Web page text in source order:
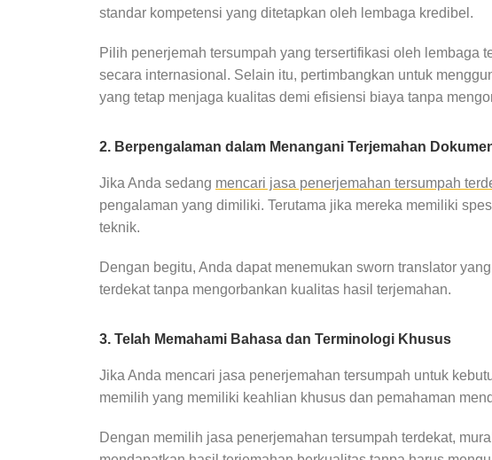
standar kompetensi yang ditetapkan oleh lembaga kredibel.
Pilih penerjemah tersumpah yang tersertifikasi oleh lembaga
secara internasional. Selain itu, pertimbangkan untuk
yang tetap menjaga kualitas demi efisiensi biaya tanpa
2. Berpengalaman dalam Menangani Terjemahan
Jika Anda sedang mencari jasa penerjemahan tersumpah
pengalaman yang dimiliki. Terutama jika mereka memiliki
teknik.
Dengan begitu, Anda dapat menemukan sworn translator
terdekat tanpa mengorbankan kualitas hasil terjemahan.
3. Telah Memahami Bahasa dan Terminologi Khusus
Jika Anda mencari jasa penerjemahan tersumpah untuk
memilih yang memiliki keahlian khusus dan pemahaman
Dengan memilih jasa penerjemahan tersumpah terdekat,